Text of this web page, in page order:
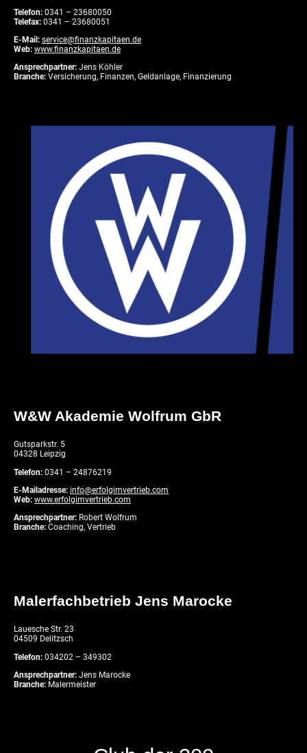
Telefon: 0341 – 23680050
Telefax: 0341 – 23680051
E-Mail: service@finanzkapitaen.de
Web: www.finanzkapitaen.de
Ansprechpartner: Jens Köhler
Branche: Versicherung, Finanzen, Geldanlage, Finanzierung
W&W Akademie Wolfrum GbR
Gutsparkstr. 5
04328 Leipzig
Telefon: 0341 – 24876219
E-Mailadresse: info@erfolgimvertrieb.com
Web: www.erfolgimvertrieb.com
Ansprechpartner: Robert Wolfrum
Branche: Coaching, Vertrieb
Malerfachbetrieb Jens Marocke
Lauesche Str. 23
04509 Delitzsch
Telefon: 034202 – 349302
Ansprechpartner: Jens Marocke
Branche: Malermeister